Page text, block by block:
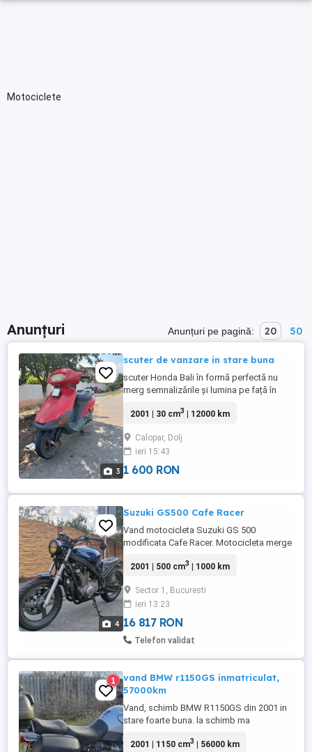
Motociclete
Anunțuri Anunțuri pe pagină: 20 50
3
scuter de vanzare in stare buna
scuter Honda Bali în formă perfectă nu
merg semnalizările și lumina pe față în
2001 | 30 cm3 | 12000 km
Calopar, Dolj
ieri 15:43
1 600 RON
4
Suzuki GS500 Cafe Racer
Vand motocicleta Suzuki GS 500
modificata Cafe Racer. Motocicleta merge
aripa, cricul au fost sablate si vopsite
urmatoarele : -kit lant + pinioane +bucse
pinion roata spate noi -toti rulmentii noi -
placute frana noi -cauciucuri ...
2001 | 500 cm3 | 1000 km
Sector 1, Bucuresti
ieri 13:23
16 817 RON
Telefon validat
1
vand BMW r1150GS inmatriculat,
57000km
Vand, schimb BMW R1150GS din 2001 in
stare foarte buna. la schimb ma
alt motor, depinde de oferta. are carena
2001 | 1150 cm3 | 56000 km